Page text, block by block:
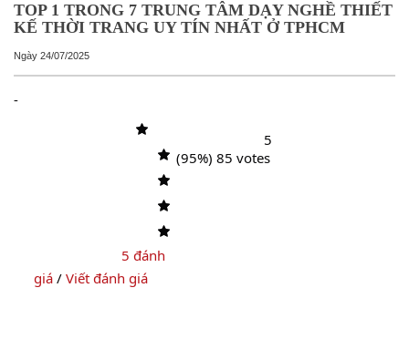
TOP 1 TRONG 7 TRUNG TÂM DẠY NGHỀ THIẾT
KẾ THỜI TRANG UY TÍN NHẤT Ở TPHCM
Ngày 24/07/2025
-
5 đánh
giá / Viết đánh giá
5
(95%) 85 votes